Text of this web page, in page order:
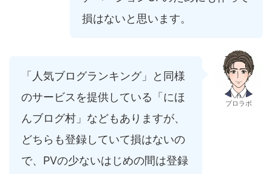
損はないと思います。
「 人気ブログランキング」と同様
のサービスを提供している「にほ
んブログ村」などもありますが、
どちらも登録していて損はないの
で、PVの少ないはじめの間は登録
ブロラボ